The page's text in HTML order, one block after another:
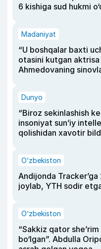
6 kishiga sud hukmi
Madaniyat
“U boshqalar baxti
otasini kutgan aktrisa
Ahmedovaning
Dunyo
“Biroz sekinlashish
insoniyat sun’iy
qolishidan xavotir
O‘zbekiston
Andijonda
joylab, YTH sodir
O‘zbekiston
“Sakkiz qator
bo‘lgan”. Abdulla